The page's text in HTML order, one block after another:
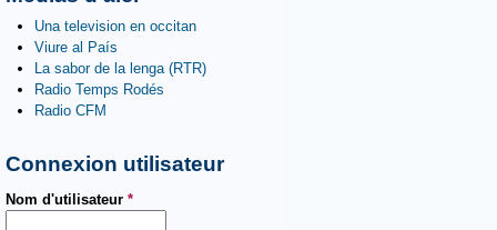
Una television en occitan
Viure al País
La sabor de la lenga (RTR)
Radio Temps Rodés
Radio CFM
Connexion utilisateur
Nom d'utilisateur *